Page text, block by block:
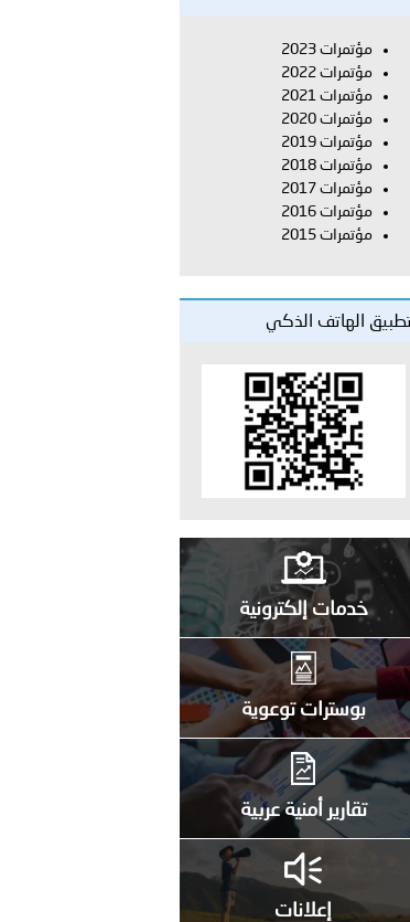
في مدينة نـجران
مؤتمرات 2023
مؤتمرات 2022
مؤتمرات 2021
مؤتمرات 2020
مؤتمرات 2019
مؤتمرات 2018
مؤتمرات 2017
مؤتمرات 2016
مؤتمرات 2015
تطبيق الهاتف الذكي
خدمات إلكترونية
بوسترات توعوية
تقارير أمنية عربية
إعلانات